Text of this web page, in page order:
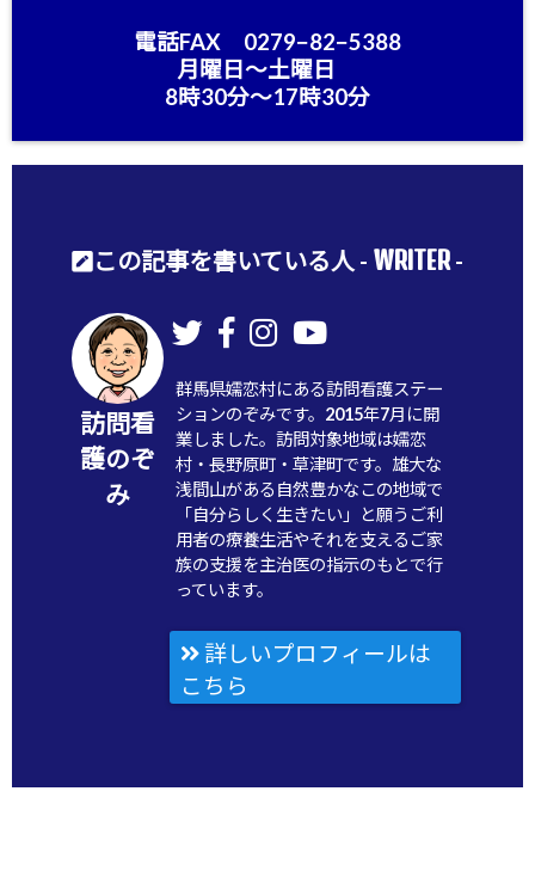
電話FAX 0279−82−5388
月曜日〜土曜日
8時30分〜17時30分
この記事を書いている人 - WRITER-
訪問看
護のぞ
み
群馬県嬬恋村にある訪問看護ステー
ションのぞみです。2015年7月に開
業しました。訪問対象地域は嬬恋
村・長野原町・草津町です。雄大な
浅間山がある自然豊かなこの地域で
「自分らしく生きたい」と願うご利
用者の療養生活やそれを支えるご家
族の支援を主治医の指示のもとで行
っています。
詳しいプロフィールは
こちら